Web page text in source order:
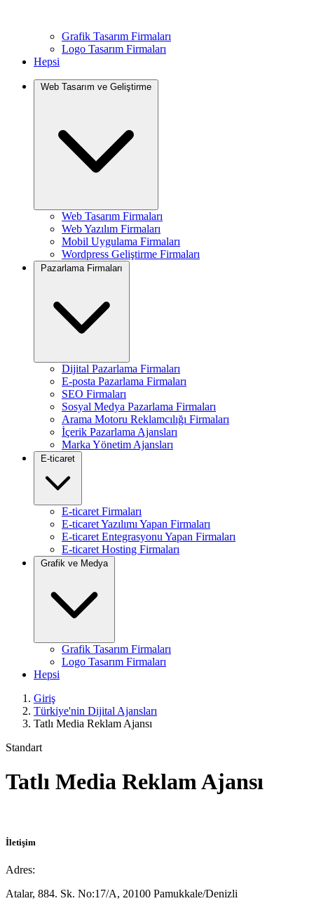
Grafik Tasarım Firmaları
Logo Tasarım Firmaları
Hepsi
Web Tasarım ve Geliştirme
Web Tasarım Firmaları
Web Yazılım Firmaları
Mobil Uygulama Firmaları
Wordpress Geliştirme Firmaları
Pazarlama Firmaları
Dijital Pazarlama Firmaları
E-posta Pazarlama Firmaları
SEO Firmaları
Sosyal Medya Pazarlama Firmaları
Arama Motoru Reklamcılığı Firmaları
İçerik Pazarlama Ajansları
Marka Yönetim Ajansları
E-ticaret
E-ticaret Firmaları
E-ticaret Yazılımı Yapan Firmaları
E-ticaret Entegrasyonu Yapan Firmaları
E-ticaret Hosting Firmaları
Grafik ve Medya
Grafik Tasarım Firmaları
Logo Tasarım Firmaları
Hepsi
Giriş
Türkiye'nin Dijital Ajansları
Tatlı Media Reklam Ajansı
Standart
Tatlı Media Reklam Ajansı
İletişim
Adres:
Atalar, 884. Sk. No:17/A, 20100 Pamukkale/Denizli